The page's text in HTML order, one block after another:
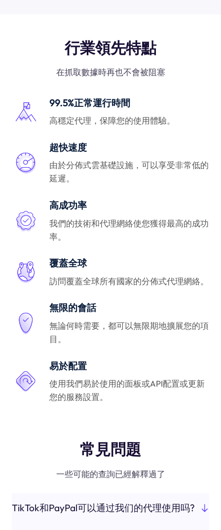
行業領先特點
在抓取數據時再也不會被阻塞
99.5%正常運行時間
高穩定代理，保障您的使用體驗。
超快速度
由於分佈式雲基礎設施，可以享受非常低的
延遲。
高成功率
我們的技術和代理網絡使您獲得最高的成功
率。
覆蓋全球
訪問覆蓋全球所有國家的分佈式代理網絡。
無限的會話
無論何時需要，都可以無限期地擴展您的項
目。
易於配置
使用我們易於使用的面板或API配置或更新
您的服務設置。
常見問題
一些可能的查詢已經解釋過了
TikTok和PayPal可以通过我们的代理使用吗?